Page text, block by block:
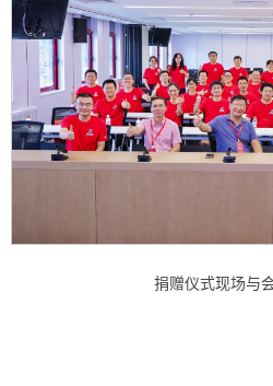
捐赠仪式现场与